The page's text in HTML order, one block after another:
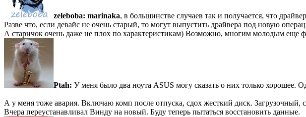
zeleboba: marinaka, в большинстве случаев так и получается, что
Разве что, если девайс не очень старый, то могут выпустить драйвера под новую
А старичок очень даже не плох по характеристикам) Возможно, многим молодым еще
Ptah: У меня было два ноута ASUS могу сказать о них только хорошее.
А у меня тоже авария. Включаю комп после отпуска, сдох жесткий диск. Загрузочный,
Вчера переустанавливал Винду на новый. Буду теперь пытаться восстановить данные.